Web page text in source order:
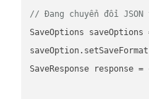
// Đang chuyển đổi JSON
SaveOptions saveOptions
SaveResponse response